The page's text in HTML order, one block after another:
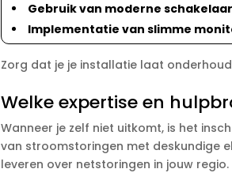
Gebruik van moderne
Implementatie van slimme
Zorg dat je je installatie laat
Welke expertise en
Wanneer je zelf niet uitkomt, is het
van stroomstoringen met deskundige
leveren over netstoringen in jouw